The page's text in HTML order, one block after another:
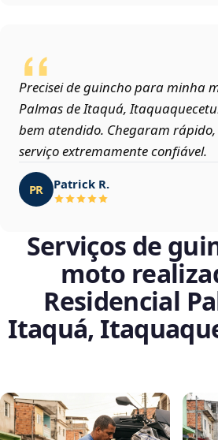
Precisei de guincho para minha
Palmas de Itaquá,
bem atendido. Chegaram rápido,
serviço extremamente confiável.
PR Patrick R.
Serviços de
moto
Residencial
Itaquá,